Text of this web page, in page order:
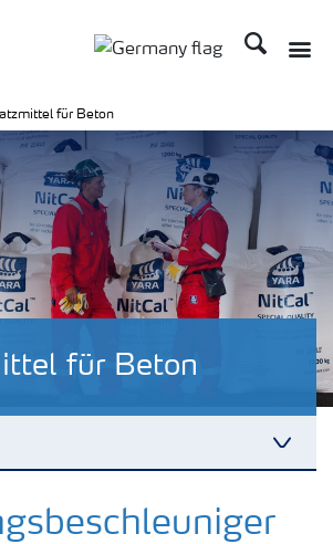
Suchen
für Beton
für Beton
für Beton